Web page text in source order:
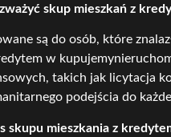
skup mieszkań z
są do osób, które
w
takich jak licytacja
podejścia do
skupu mieszkania z